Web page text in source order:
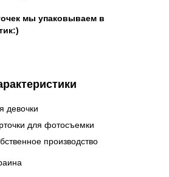
мы упаковываем в
девочки
для фотосъемки
производство